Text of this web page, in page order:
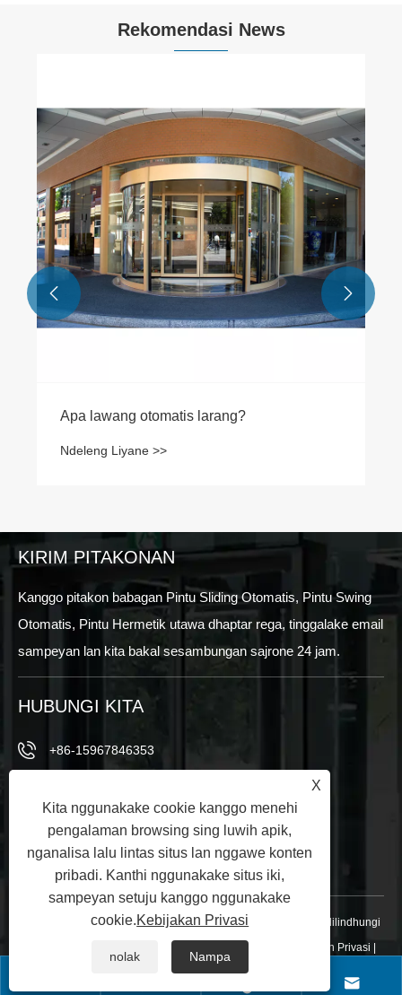
Rekomendasi News
Apa lawang otomatis larang?
Ndeleng Liyane >>
 
KIRIM PITAKONAN
Kanggo pitakon babagan Pintu Sliding Otomatis, Pintu Swing
Otomatis, Pintu Hermetik utawa dhaptar rega, tinggalake email
sampeyan lan kita bakal sesambungan sajrone 24 jam.
HUBUNGI KITA
+86-15967846353
info@vezedoors.com
Ing industri taman, kutha Hemudi, Kantor, China
Hak Cipta © 2024 Ningbo Veze Pintu Pintu Co, Ltd Kabeh hak dilindhungi
Kebijakan Privasi

X
Kita nggunakake cookie kanggo menehi
pengalaman browsing sing luwih apik,
nganalisa lalu lintas situs lan nggawe konten
pribadi. Kanthi nggunakake situs iki,
sampeyan setuju kanggo nggunakake
cookie.Kebijakan Privasi
nolak Nampa